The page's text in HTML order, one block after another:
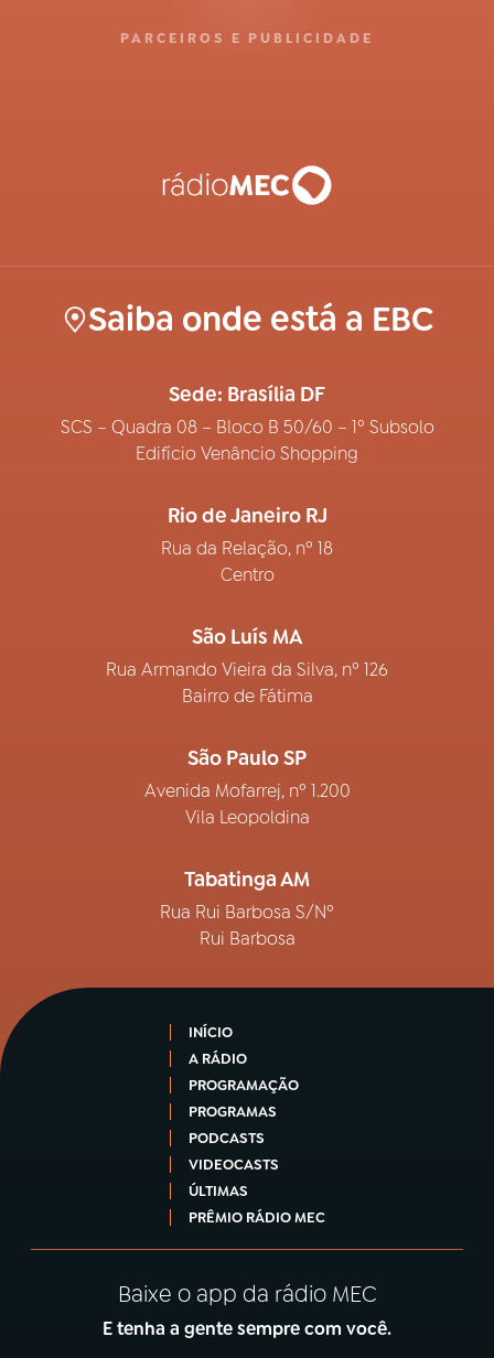
PARCEIROS E PUBLICIDADE
Saiba onde está a EBC
Sede: Brasília DF
SCS – Quadra 08 – Bloco B 50/60 – 1º Subsolo
Edifício Venâncio Shopping
Rio de Janeiro RJ
Rua da Relação, nº 18
Centro
São Luís MA
Rua Armando Vieira da Silva, nº 126
Bairro de Fátima
São Paulo SP
Avenida Mofarrej, nº 1.200
Vila Leopoldina
Tabatinga AM
Rua Rui Barbosa S/Nº
Rui Barbosa
INÍCIO
A RÁDIO
PROGRAMAÇÃO
PROGRAMAS
PODCASTS
VIDEOCASTS
ÚLTIMAS
PRÊMIO RÁDIO MEC
Baixe o app da rádio MEC
E tenha a gente sempre com você.